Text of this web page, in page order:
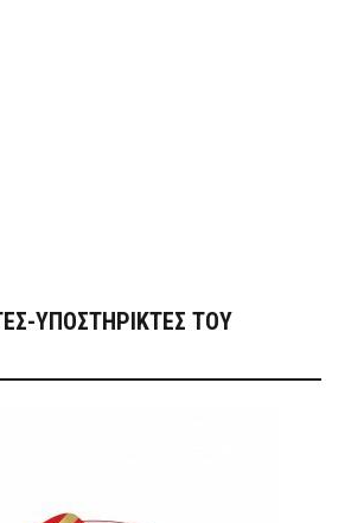
ΥΠΟΣΤΗΡΙΚΤΈΣ ΤΟΥ